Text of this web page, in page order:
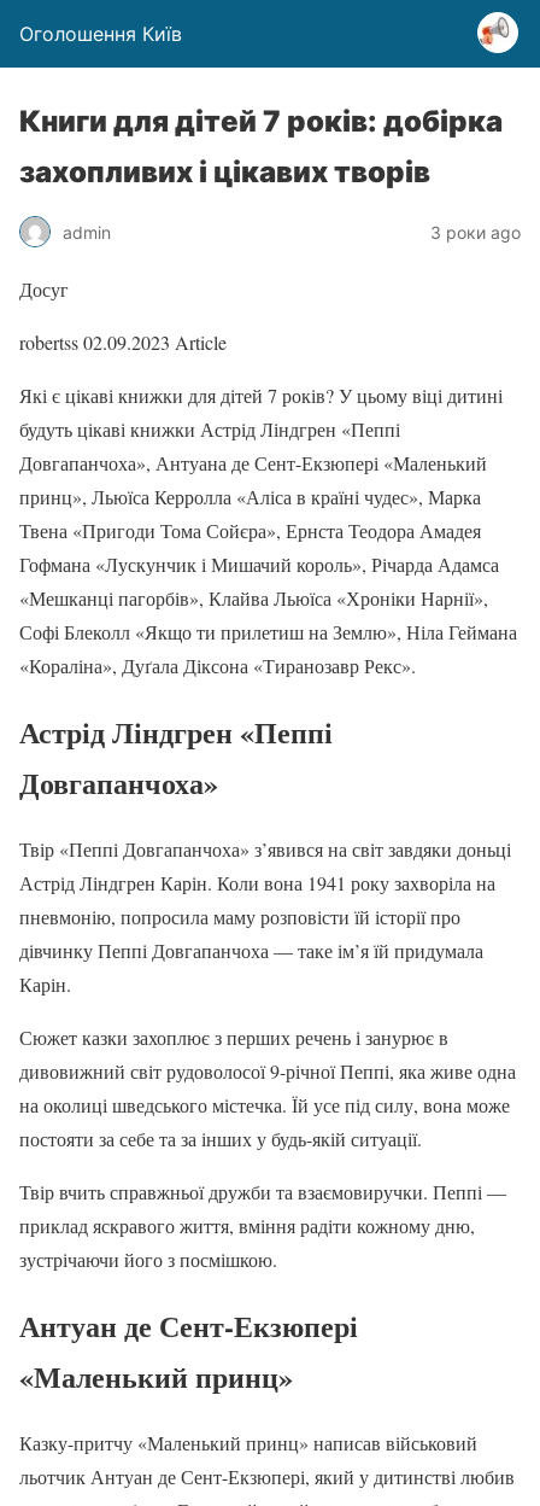
Оголошення Київ
Книги для дітей 7 років: добірка
захопливих і цікавих творів
admin 3 роки ago
Досуг
robertss02.09.2023 Article
Які є цікаві книжки для дітей 7 років? У цьому віці дитині
будуть цікаві книжки Астрід Ліндгрен «Пеппі
Довгапанчоха», Антуана де Сент-Екзюпері «Маленький
принц», Льюїса Керролла «Аліса в країні чудес», Марка
Твена «Пригоди Тома Сойєра», Ернста Теодора Амадея
Гофмана «Лускунчик і Мишачий король», Річарда Адамса
«Мешканці пагорбів», Клайва Льюїса «Хроніки Нарнії»,
Софі Блеколл «Якщо ти прилетиш на Землю», Ніла Геймана
«Кораліна», Дуґала Діксона «Тиранозавр Рекс».
Астрід Ліндгрен «Пеппі
Довгапанчоха»
Твір «Пеппі Довгапанчоха» з’явився на світ завдяки доньці
Астрід Ліндгрен Карін. Коли вона 1941 року захворіла на
пневмонію, попросила маму розповісти їй історії про
дівчинку Пеппі Довгапанчоха — таке ім’я їй придумала
Карін.
Сюжет казки захоплює з перших речень і занурює в
дивовижний світ рудоволосої 9-річної Пеппі, яка живе одна
на околиці шведського містечка. Їй усе під силу, вона може
постояти за себе та за інших у будь-якій ситуації.
Твір вчить справжньої дружби та взаємовиручки. Пеппі —
приклад яскравого життя, вміння радіти кожному дню,
зустрічаючи його з посмішкою.
Антуан де Сент-Екзюпері
«Маленький принц»
Казку-притчу «Маленький принц» написав військовий
льотчик Антуан де Сент-Екзюпері, який у дитинстві любив